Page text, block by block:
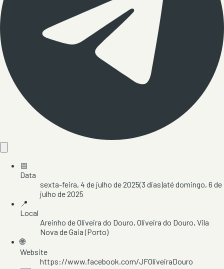
📅
Data
sexta-feira, 4 de julho de 2025(3 dias)atédomingo, 6 de
julho de 2025
📍
Local
Areinho de Oliveira do Douro, Oliveira do Douro, Vila
Nova de Gaia(Porto)
🌐
Website
https://www.facebook.com/JFOliveiraDouro